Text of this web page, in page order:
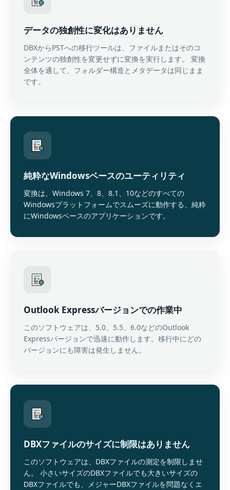
データの独創性に変化はありません
DBXからPSTへの移行ツールは、ファイルまたはそのコ
ンテンツの独創性を変更せずに変換を実行します。 変換
全体を通して、フォルダー構造とメタデータは同じまま
です。
純粋なWindowsベースのユーティリティ
変換は、Windows 7、8、8.1、10などのすべての
Windowsプラットフォームでスムーズに動作する、純粋
にWindowsベースのアプリケーションです。
Outlook Expressバージョンでの作業中
このソフトウェアは、5.0、5.5、6.0などのOutlook
Expressバージョンで迅速に動作します。移行中にどの
バージョンにも障害は発生しません。
DBXファイルのサイズに制限はありません
このソフトウェアは、DBXファイルの測定を制限しませ
ん。 小さいサイズのDBXファイルでも大きいサイズの
DBXファイルでも、メジャーDBXファイルを問題なくエ